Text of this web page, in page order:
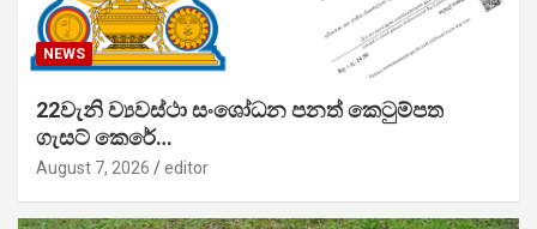
NEWS
22වැනි ව්‍යවස්ථා සංශෝධන පනත් කෙටුම්පත
ගැසට් කෙරේ…
August 7, 2026 editor